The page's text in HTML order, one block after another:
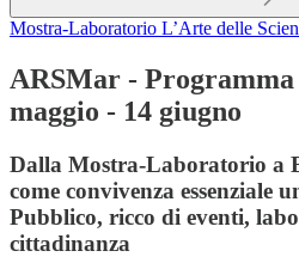
Mostra-Laboratorio L’Arte delle
ARSMar -
maggio - 14 giugno
Dalla Mostra-Laboratorio a
come convivenza essenziale
Pubblico, ricco di eventi,
cittadinanza